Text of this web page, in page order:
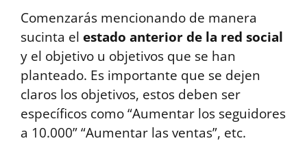
Comenzarás mencionando de manera
sucinta el estado anterior de la red social
y el objetivo u objetivos que se han
planteado. Es importante que se dejen
claros los objetivos, estos deben ser
específicos como “Aumentar los seguidores
a 10.000” “Aumentar las ventas”, etc.